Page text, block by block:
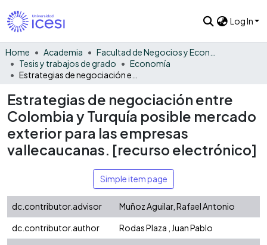
Log In
Home Academia
Tesis y trabajos de grado
Economía
Estrategias de negociación entre
Colombia y Turquía posible mercado
exterior para las empresas
vallecaucanas. [recurso electrónico]
Simple item page
dc.contributor.advisor
Muñoz Aguilar, Rafael Antonio
dc.contributor.author
Rodas Plaza , Juan Pablo